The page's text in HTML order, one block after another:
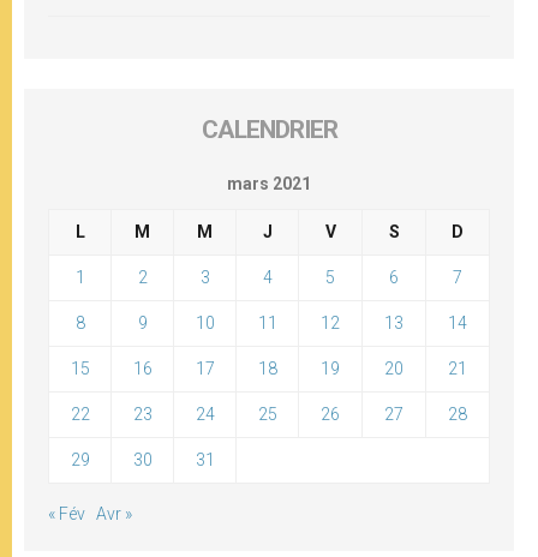
CALENDRIER
mars 2021
L M M J V S D
1 2 3 4 5 6 7
8 9 10 11 12 13 14
15 16 17 18 19 20 21
22 23 24 25 26 27 28
29 30 31
« Fév Avr »